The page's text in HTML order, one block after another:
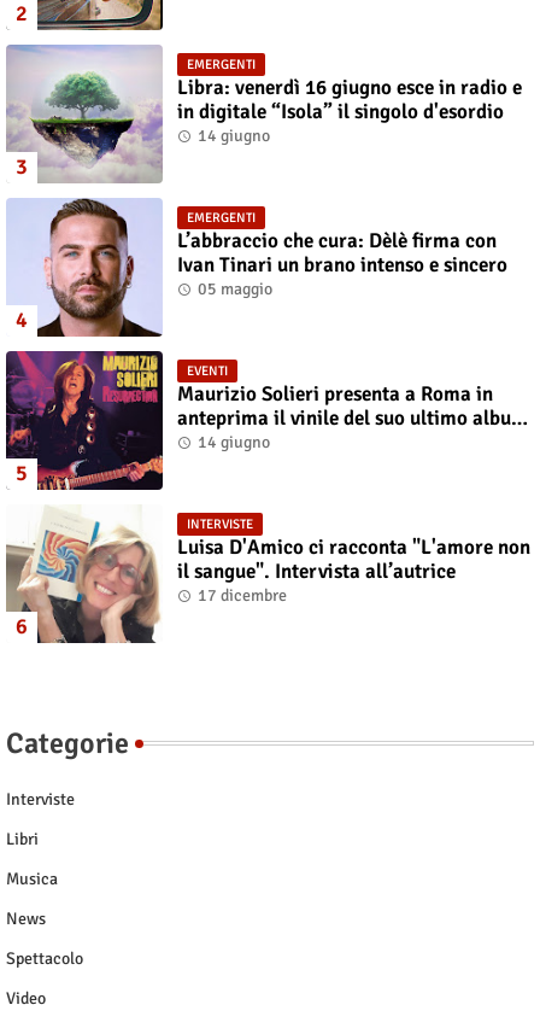
EMERGENTI
Libra: venerdì 16 giugno esce in radio e
in digitale “Isola” il singolo d'esordio
14 giugno
EMERGENTI
L’abbraccio che cura: Dèlè firma con
Ivan Tinari un brano intenso e sincero
05 maggio
EVENTI
Maurizio Solieri presenta a Roma in
anteprima il vinile del suo ultimo album
“Resurrection”
14 giugno
INTERVISTE
Luisa D'Amico ci racconta "L'amore non
il sangue". Intervista all’autrice
17 dicembre
Categorie
Interviste
Libri
Musica
News
Spettacolo
Video